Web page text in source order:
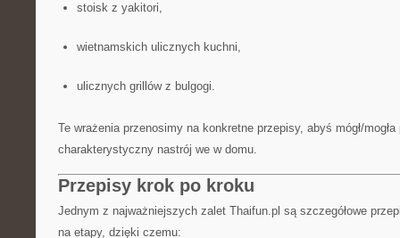
stoisk z yakitori,
wietnamskich ulicznych kuchni,
ulicznych grillów z bulgogi.
Te wrażenia przenosimy na konkretne przepisy, abyś mógł/
charakterystyczny nastrój we w domu.
Przepisy krok po kroku
Jednym z najważniejszych zalet Thaifun.pl są szczegółowe
na etapy, dzięki czemu: